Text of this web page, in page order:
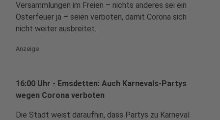
Versammlungen im Freien – nichts anderes sei ein
Osterfeuer ja – seien verboten, damit Corona sich
nicht weiter ausbreitet.
Anzeige
16:00 Uhr - Emsdetten: Auch Karnevals-Partys
wegen Corona verboten
Die Stadt weist daraufhin, dass Partys zu Karneval